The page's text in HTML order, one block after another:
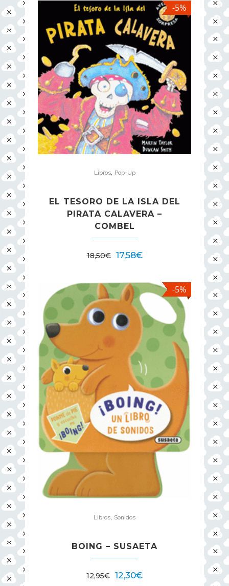
-5%
Libros, Pop-Up
EL TESORO DE LA ISLA DEL
PIRATA CALAVERA –
COMBEL
18,50€ 17,58€
-5%
Libros Sonidos
BOING – SUSAETA
12,95€ 12,30€